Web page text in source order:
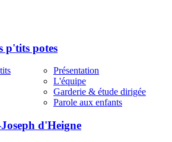
p'tits potes
Présentation
L'équipe
Garderie & étude dirigée
Parole aux enfants
d'Heigne